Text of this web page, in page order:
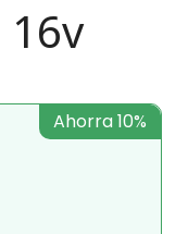
Ahorra 10%